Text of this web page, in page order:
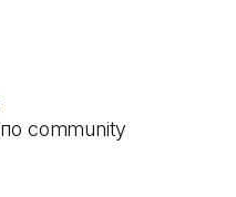
по community